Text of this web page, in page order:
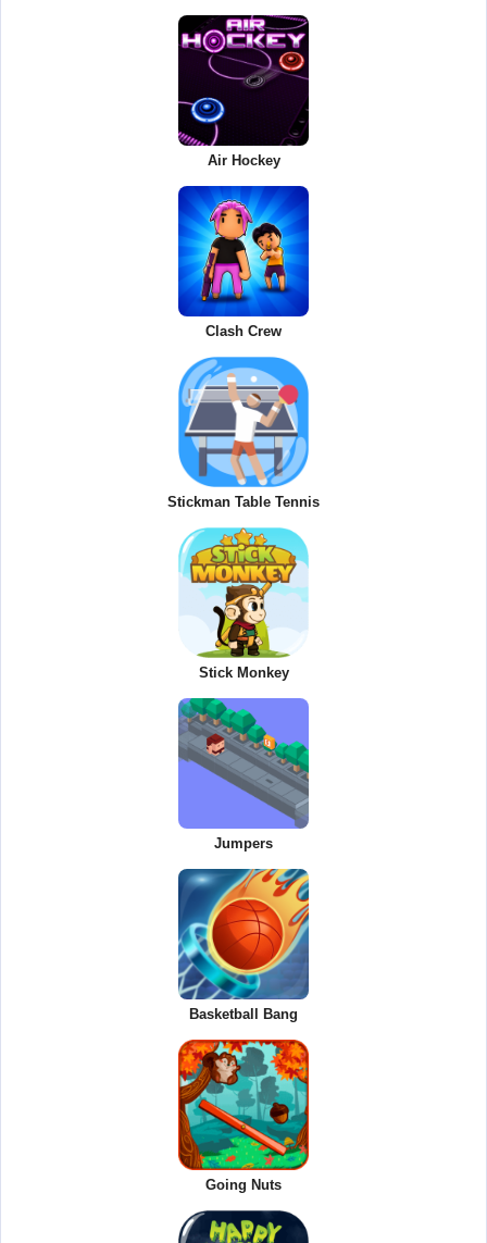
Air Hockey
Clash Crew
Stickman Table Tennis
Stick Monkey
Jumpers
Basketball Bang
Going Nuts